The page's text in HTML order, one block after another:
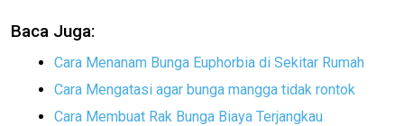
Baca Juga:
Cara Menanam Bunga Euphorbia di Sekitar Rumah
Cara Mengatasi agar bunga mangga tidak rontok
Cara Membuat Rak Bunga Biaya Terjangkau